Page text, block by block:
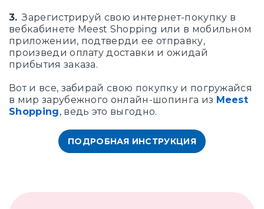
3. Зарегистрируй свою интернет-покупку в
вебкабинете Meest Shopping или в мобильном
приложении, подтверди ее отправку,
произведи оплату доставки и ожидай
прибытия заказа.
Вот и все, забирай свою покупку и погружайся
в мир зарубежного онлайн-шопинга из Meest
Shopping, ведь это выгодно.
ПОДРОБНАЯ ИНСТРУКЦИЯ